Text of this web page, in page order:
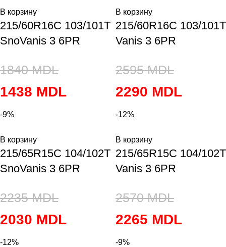
В корзину
215/60R16C 103/101T
SnoVanis 3 6PR
1840MDL
1438 MDL
В корзину
215/60R16C 103/101T
Vanis 3 6PR
2595MDL
2290 MDL
-9%
В корзину
215/65R15C 104/102T
SnoVanis 3 6PR
2235MDL
2030 MDL
-12%
В корзину
215/65R15C 104/102T
Vanis 3 6PR
2570MDL
2265 MDL
-12% -9%